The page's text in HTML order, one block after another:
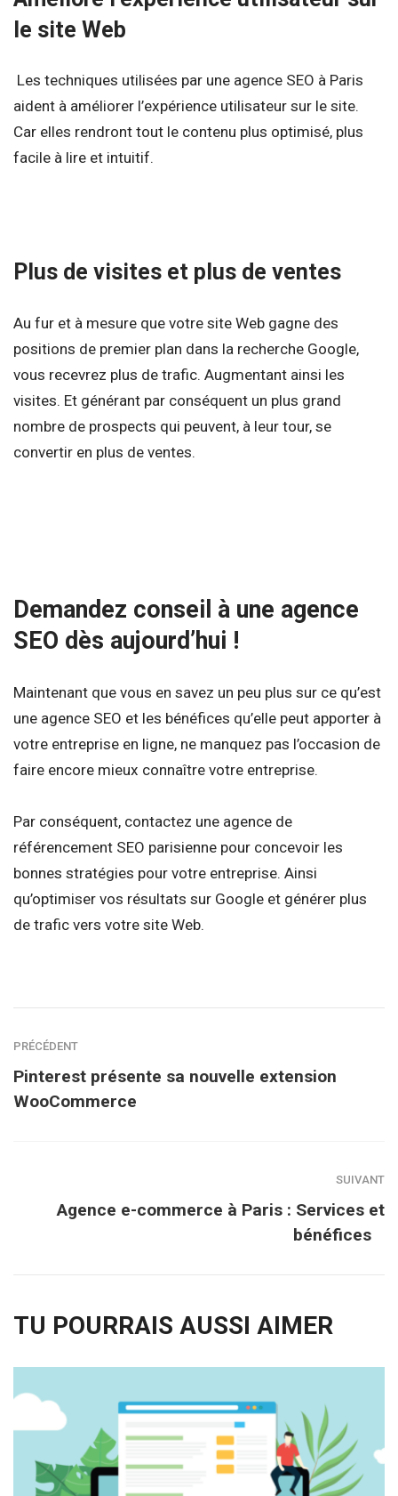
le site Web
Les techniques utilisées par une agence SEO à Paris
aident à améliorer l’expérience utilisateur sur le site.
Car elles rendront tout le contenu plus optimisé, plus
facile à lire et intuitif.
Plus de visites et plus de ventes
Au fur et à mesure que votre site Web gagne des
positions de premier plan dans la recherche Google,
vous recevrez plus de trafic. Augmentant ainsi les
visites. Et générant par conséquent un plus grand
nombre de prospects qui peuvent, à leur tour, se
convertir en plus de ventes.
Demandez conseil à une agence
SEO dès aujourd’hui !
Maintenant que vous en savez un peu plus sur ce qu’est
une agence SEO et les bénéfices qu’elle peut apporter à
votre entreprise en ligne, ne manquez pas l’occasion de
faire encore mieux connaître votre entreprise.
Par conséquent, contactez une agence de
référencement SEO parisienne pour concevoir les
bonnes stratégies pour votre entreprise. Ainsi
qu’optimiser vos résultats sur Google et générer plus
de trafic vers votre site Web.
PRÉCÉDENT
Pinterest présente sa nouvelle extension
WooCommerce
SUIVANT
Agence e-commerce à Paris : Services et
bénéfices
TU POURRAIS AUSSI AIMER